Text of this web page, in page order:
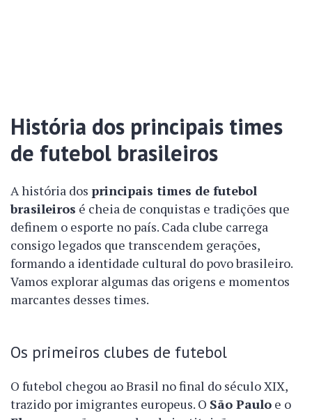
História dos principais times
de futebol brasileiros
A história dos principais times de futebol
brasileiros é cheia de conquistas e tradições que
definem o esporte no país. Cada clube carrega
consigo legados que transcendem gerações,
formando a identidade cultural do povo brasileiro.
Vamos explorar algumas das origens e momentos
marcantes desses times.
Os primeiros clubes de futebol
O futebol chegou ao Brasil no final do século XIX,
trazido por imigrantes europeus. O São Paulo e o